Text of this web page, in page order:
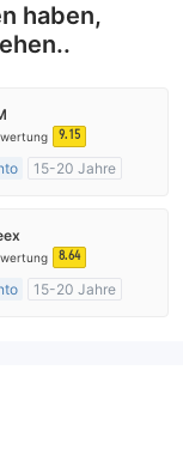
haben,
9.15
15-20 Jahre
(MM)
8.64
15-20 Jahre